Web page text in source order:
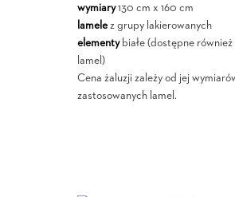
wymiary130 cm x 160 cm
lamelez grupy lakierowanych
elementybiałe (dostępne również
lamel)
Cena żaluzji zależy od jej
zastosowanych lamel.